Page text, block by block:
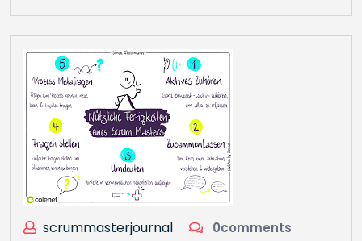
scrummasterjournal 0comments